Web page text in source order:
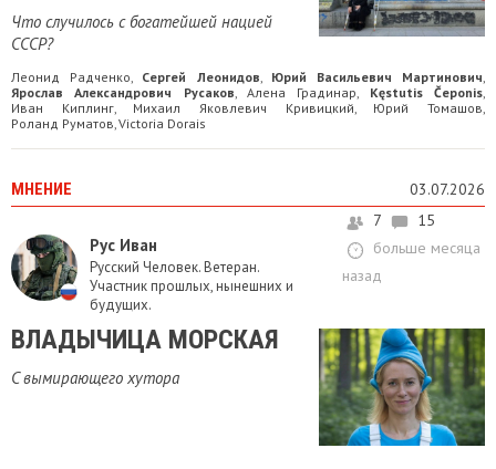
Что случилось с богатейшей нацией
СССР?
Леонид Радченко Сергей Леонидов Юрий Васильевич Мартинович
Ярослав Александрович Русаков ,Алена Градинар Kęstutis Čeponis
Иван Киплинг, Михаил Яковлевич Кривицкий Юрий Томашов
Роланд Руматов Victoria Dorais
МНЕНИЕ 03.07.2026
Рус Иван
Русский Человек. Ветеран.
Участник прошлых, нынешних и
будущих.
7
15
больше месяца
назад
ВЛАДЫЧИЦА МОРСКАЯ
C вымирающего хутора